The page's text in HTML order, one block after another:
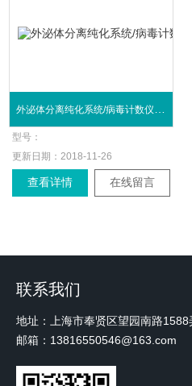
型号：
更新日期： 2018-11-26
查看详情 在线留言
联系我们
邮箱：13816550546@163.com